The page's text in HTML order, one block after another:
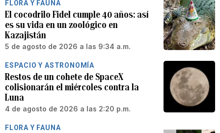
FLORA Y FAUNA
El cocodrilo Fidel cumple 40 años: así
es su vida en un zoológico en
Kazajistán
5 de agosto de 2026 a las 9:34 a.m.
ESPACIO Y ASTRONOMÍA
Restos de un cohete de SpaceX
colisionarán el miércoles contra la
Luna
4 de agosto de 2026 a las 2:20 p.m.
FLORA Y FAUNA